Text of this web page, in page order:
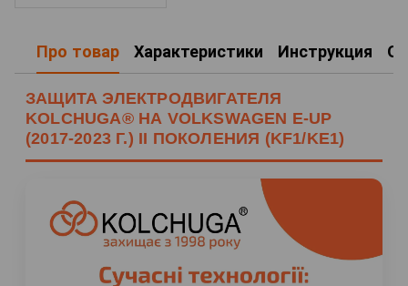
Про товар Характеристики Инструкция
ЗАЩИТА ЭЛЕКТРОДВИГАТЕЛЯ
KOLCHUGA® НА VOLKSWAGEN E-UP
(2017-2023 Г.) II ПОКОЛЕНИЯ (KF1/KE1)